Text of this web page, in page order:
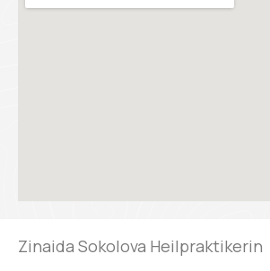
Zinaida Sokolova Heilpraktikerin